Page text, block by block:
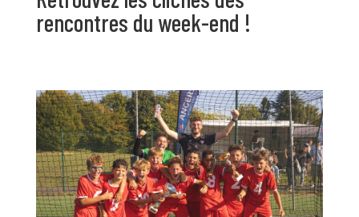
rencontres du week-end !